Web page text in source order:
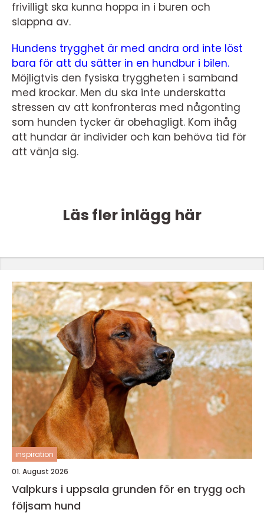
frivilligt ska kunna hoppa in i buren och
slappna av.
Hundens trygghet är med andra ord inte löst
bara för att du sätter in en hundbur i bilen.
Möjligtvis den fysiska tryggheten i samband
med krockar. Men du ska inte underskatta
stressen av att konfronteras med någonting
som hunden tycker är obehagligt. Kom ihåg
att hundar är individer och kan behöva tid för
att vänja sig.
Läs fler inlägg här
inspiration
01. August 2026
Valpkurs i uppsala grunden för en trygg och
följsam hund